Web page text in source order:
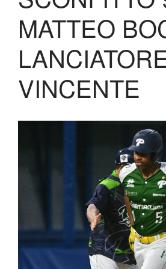
MATTEO
VINCENTE